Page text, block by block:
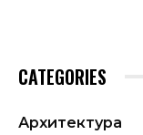
CATEGORIES
Архитектура